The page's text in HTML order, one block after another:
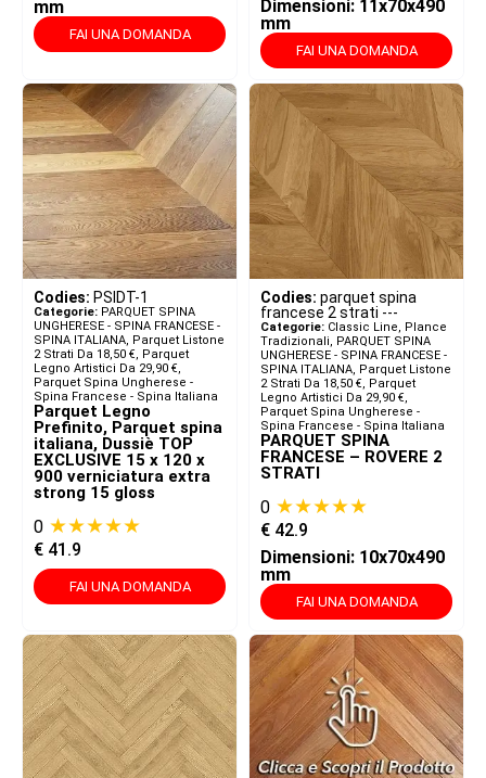
mm
FAI UNA DOMANDA
Dimensioni: 11x70x490
mm
FAI UNA DOMANDA
Codies: PSIDT-1
Categorie: PARQUET SPINA
UNGHERESE - SPINA FRANCESE -
SPINA ITALIANA​, Parquet Listone
2 Strati Da 18,50 €, Parquet
Legno Artistici Da 29,90 €,
Parquet Spina Ungherese -
Spina Francese - Spina Italiana
Parquet Legno
Prefinito, Parquet spina
italiana, Dussiè TOP
EXCLUSIVE 15 x 120 x
900 verniciatura extra
strong 15 gloss
0 ★★★★★
€ 41.9
FAI UNA DOMANDA
Codies: parquet spina
francese 2 strati ---
Categorie: Classic Line, Plance
Tradizionali, PARQUET SPINA
UNGHERESE - SPINA FRANCESE -
SPINA ITALIANA​, Parquet Listone
2 Strati Da 18,50 €, Parquet
Legno Artistici Da 29,90 €,
Parquet Spina Ungherese -
Spina Francese - Spina Italiana
PARQUET SPINA
FRANCESE – ROVERE 2
STRATI
0 ★★★★★
€ 42.9
Dimensioni: 10x70x490
mm
FAI UNA DOMANDA